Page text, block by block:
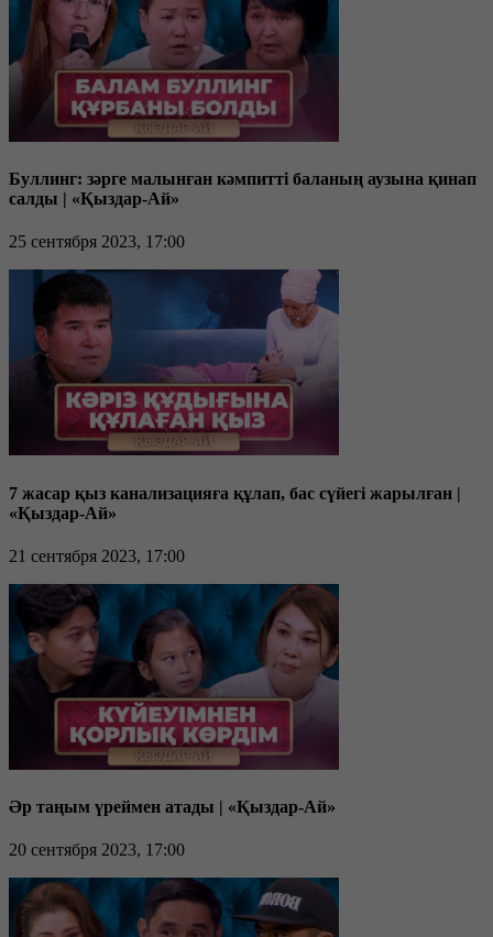
Буллинг: зәрге малынған кәмпитті баланың аузына қинап
салды | «Қыздар-Ай»
25 сентября 2023, 17:00
7 жасар қыз канализацияға құлап, бас сүйегі жарылған |
«Қыздар-Ай»
21 сентября 2023, 17:00
Әр таңым үреймен атады | «Қыздар-Ай»
20 сентября 2023, 17:00